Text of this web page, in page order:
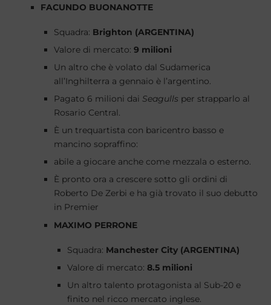
FACUNDO BUONANOTTE
Squadra: Brighton (ARGENTINA)
Valore di mercato: 9 milioni
Un altro che è volato dal Sudamerica
all’Inghilterra a gennaio è l’argentino.
Pagato 6 milioni dai Seagulls per strapparlo al
Rosario Central.
È un trequartista con baricentro basso e
mancino sopraffino:
abile a giocare anche come mezzala o esterno.
È pronto ora a crescere sotto gli ordini di
Roberto De Zerbi e ha già trovato il suo debutto
in Premier
MAXIMO PERRONE
Squadra: Manchester City (ARGENTINA)
Valore di mercato: 8.5 milioni
Un altro talento protagonista al Sub-20 e
finito nel ricco mercato inglese.